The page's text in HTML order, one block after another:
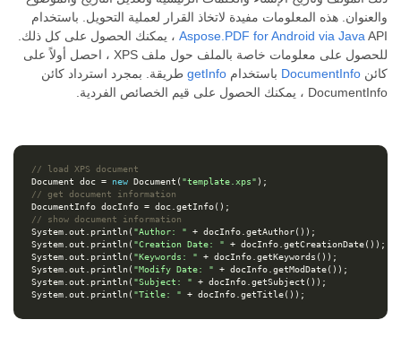
والعنوان. هذه المعلومات مفيدة لاتخاذ القرار لعملية التحويل. باستخدام
Aspose.PDF for Android via Java API ، يمكنك الحصول على كل ذلك.
للحصول على معلومات خاصة بالملف حول ملف XPS ، احصل أولاً على
كائن DocumentInfo باستخدام getInfo طريقة. بمجرد استرداد كائن
DocumentInfo ، يمكنك الحصول على قيم الخصائص الفردية.
// load XPS document
Document
doc = new Document ( "template.xps" );
// get document information
DocumentInfo docInfo = doc getInfo();
// show document information
System out println( "Author: " + docInfo getAuthor());
System out println( "Creation Date: " + docInfo getCreationDate());
System out println( "Keywords: " + docInfo getKeywords ());
System out println( "Modify Date: " + docInfo getModDate());
System out println( "Subject: " + docInfo getSubject ());
System out println( "Title: " + docInfo getTitle());